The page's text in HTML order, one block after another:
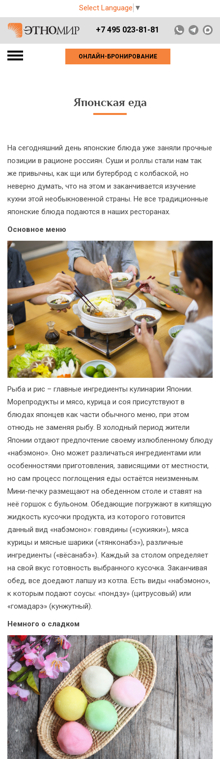
Select Language ▼
+7 495 023-81-81
ОНЛАЙН-БРОНИРОВАНИЕ
Японская еда
На сегодняшний день японские блюда уже заняли прочные
позиции в рационе россиян. Суши и роллы стали нам так
же привычны, как щи или бутерброд с колбаской, но
неверно думать, что на этом и заканчивается изучение
кухни этой необыкновенной страны. Не все традиционные
японские блюда подаются в наших ресторанах.
Основное меню
Рыба и рис – главные ингредиенты кулинарии Японии.
Морепродукты и мясо, курица и соя присутствуют в
блюдах японцев как части обычного меню, при этом
отнюдь не заменяя рыбу. В холодный период жители
Японии отдают предпочтение своему излюбленному блюду
«набэмоно». Оно может различаться ингредиентами или
особенностями приготовления, зависящими от местности,
но сам процесс поглощения еды остаётся неизменным.
Мини-печку размещают на обеденном столе и ставят на
неё горшок с бульоном. Обедающие погружают в кипящую
жидкость кусочки продукта, из которого готовится
данный вид «набэмоно»: говядины («сукияки»), мяса
курицы и мясные шарики («тянконабэ»), различные
ингредиенты («вёсанабэ»). Каждый за столом определяет
на свой вкус готовность выбранного кусочка. Заканчивая
обед, все доедают лапшу из котла. Есть виды «набэмоно»,
к которым подают соусы: «пондзу» (цитрусовый) или
«гомадарэ» (кунжутный).
Немного о сладком